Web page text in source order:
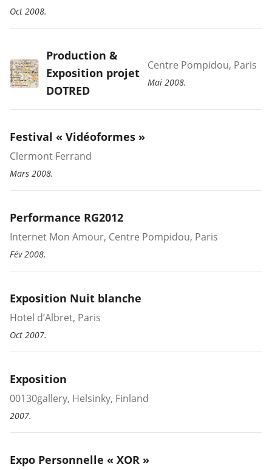
Oct 2008.
Production &
Exposition projet
DOTRED
Centre Pompidou, Paris
Mai 2008.
Festival « Vidéoformes »
Clermont Ferrand
Mars 2008.
Performance RG2012
Internet Mon Amour, Centre Pompidou, Paris
Fév 2008.
Exposition Nuit blanche
Hotel d’Albret, Paris
Oct 2007.
Exposition
00130gallery, Helsinky, Finland
2007.
Expo Personnelle « XOR »